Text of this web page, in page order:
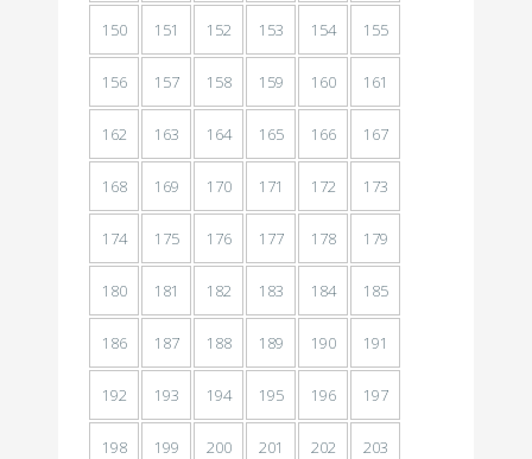
150 151 152 153 154 155
156 157 158 159 160 161
162 163 164 165 166 167
168 169 170 171 172 173
174 175 176 177 178 179
180 181 182 183 184 185
186 187 188 189 190 191
192 193 194 195 196 197
198 199 200 201 202 203